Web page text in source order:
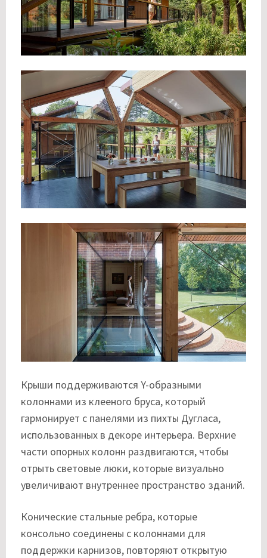
Крыши поддерживаются Y-образными
колоннами из клееного бруса, который
гармонирует с панелями из пихты Дугласа,
использованных в декоре интерьера. Верхние
части опорных колонн раздвигаются, чтобы
отрыть световые люки, которые визуально
увеличивают внутреннее пространство зданий.
Конические стальные ребра, которые
консольно соединены с колоннами для
поддержки карнизов, повторяют открытую